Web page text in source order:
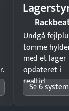
Undgå
tomme
med et lager
opdateret i
realtid.
Se 6